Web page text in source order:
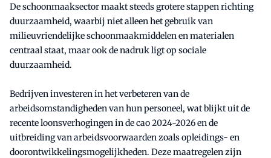
De schoonmaaksector maakt steeds grotere stappen richting
duurzaamheid, waarbij niet alleen het gebruik van
milieuvriendelijke schoonmaakmiddelen en materialen
centraal staat, maar ook de nadruk ligt op sociale
duurzaamheid.
Bedrijven investeren in het verbeteren van de
arbeidsomstandigheden van hun personeel, wat blijkt uit de
recente loonsverhogingen in de cao 2024-2026 en de
uitbreiding van arbeidsvoorwaarden zoals opleidings- en
doorontwikkelingsmogelijkheden. Deze maatregelen zijn